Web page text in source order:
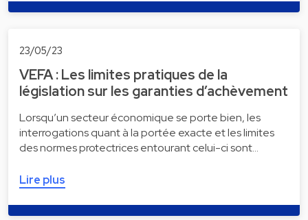
23/05/23
VEFA : Les limites pratiques de la
législation sur les garanties d’achèvement
Lorsqu’un secteur économique se porte bien, les
interrogations quant à la portée exacte et les limites
des normes protectrices entourant celui-ci sont…
Lire plus